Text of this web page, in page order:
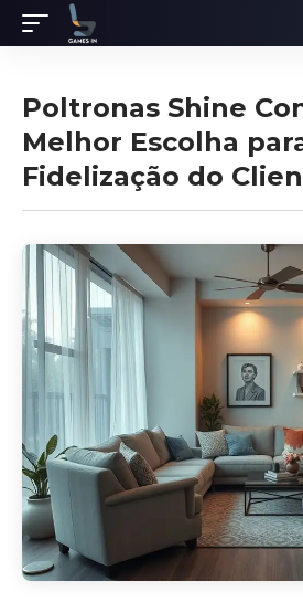
Poltronas Shine
Melhor Escolha
Fidelização do